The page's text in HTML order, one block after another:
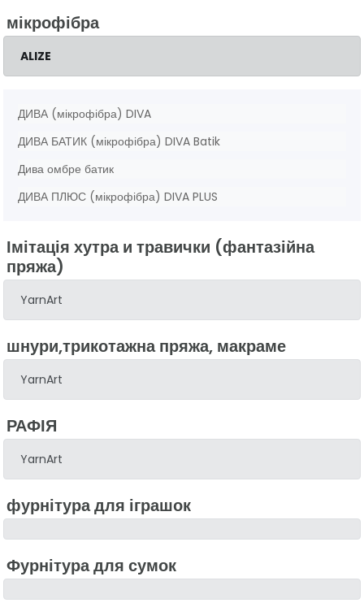
мікрофібра
ALIZE
ДИВА (мікрофібра) DIVA
ДИВА БАТИК (мікрофібра) DIVA Batik
Дива омбре батик
ДИВА ПЛЮС (мікрофібра) DIVA PLUS
Імітація хутра и травички (фантазійна
пряжа)
YarnArt
шнури,трикотажна пряжа, макраме
YarnArt
РАФІЯ
YarnArt
фурнітура для іграшок
Фурнітура для сумок